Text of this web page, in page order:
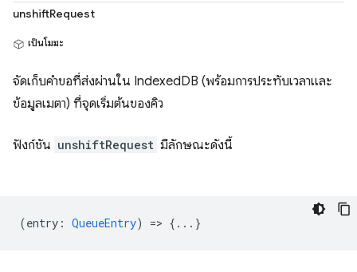
unshiftRequest
เป็นโมฆะ
จัดเก็บคำขอที่ส่งผ่านใน IndexedDB (พร้อมการประทับเวลาและ
ข้อมูลเมตา) ที่จุดเริ่มต้นของคิว
ฟังก์ชัน unshiftRequest มีลักษณะดังนี้
(entry : QueueEntry) => {...}